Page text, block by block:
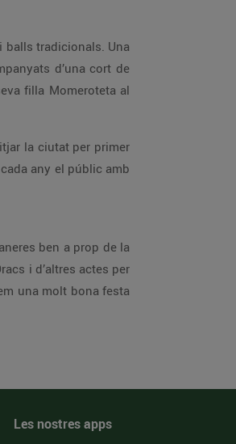
balls tradicionals. Una
d’una cort de
filla Momeroteta al
la ciutat per primer
any el públic amb
ben a prop de la
i d’altres actes per
una molt bona festa
Les nostres apps